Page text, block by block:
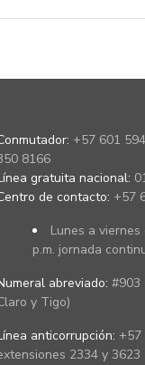
+57 601
8166
gratuita nacional:
de contacto: +57
Lunes a viernes
p.m. jornada
abreviado: #903
y Tigo)
anticorrupción: +57
2334 y 3623